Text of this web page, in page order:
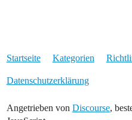
Startseite Kategorien
Datenschutzerklärung
Angetrieben von Discourse,